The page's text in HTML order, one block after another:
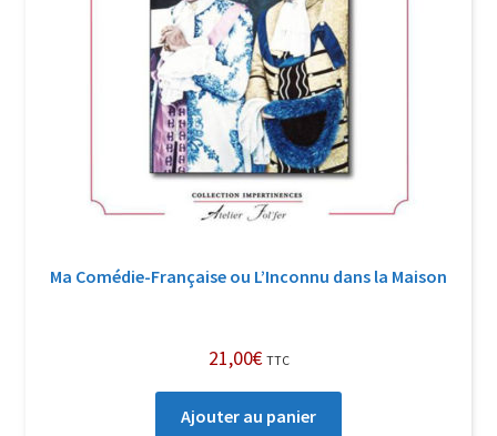
Qui sommes-nous ?
Soutien à Philippe Randa
Suivi de la Commande
Ma Comédie-Française ou L’Inconnu dans la Maison
21,00€ TTC
Ajouter au panier